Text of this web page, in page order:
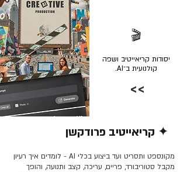
🎬
יסודות קריאייטיב ושפה
קולנועית ב־AI.
>>
✦ קריאייטיב פרודקשן
מקונספט ותסריט ועד ביצוע בכלי AI - לומדים איך רעיון
מקבל סטוריבורד, פריים, עריכה, קצב ותנועה, והופך